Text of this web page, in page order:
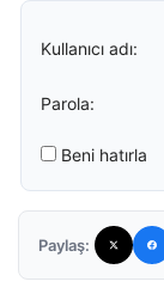
Kullanıcı adı:
Parola:
Beni hatırla
Paylaş: